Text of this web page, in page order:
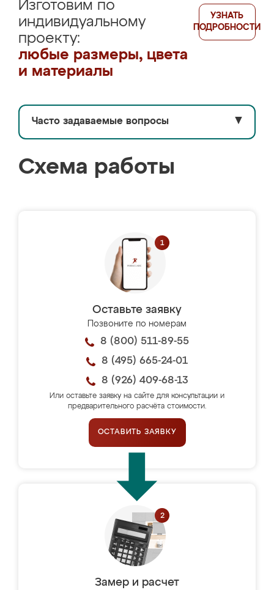
Изготовим по
индивидуальному
проекту:
любые размеры, цвета
и материалы
УЗНАТЬ
ПОДРОБНОСТИ
Часто задаваемые вопросы ▼
Схема работы
Оставьте заявку
Позвоните по номерам
8 (800) 511-89-55
8 (495) 665-24-01
8 (926) 409-68-13
Или оставьте заявку на сайте для консультации и
предварительного расчёта стоимости.
ОСТАВИТЬ ЗАЯВКУ
Замер и расчет